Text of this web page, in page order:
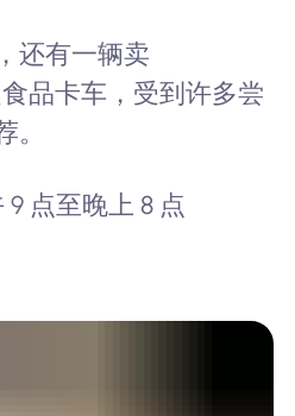
还有一辆卖
品卡车，受到许多尝
。
点至晚上 8 点